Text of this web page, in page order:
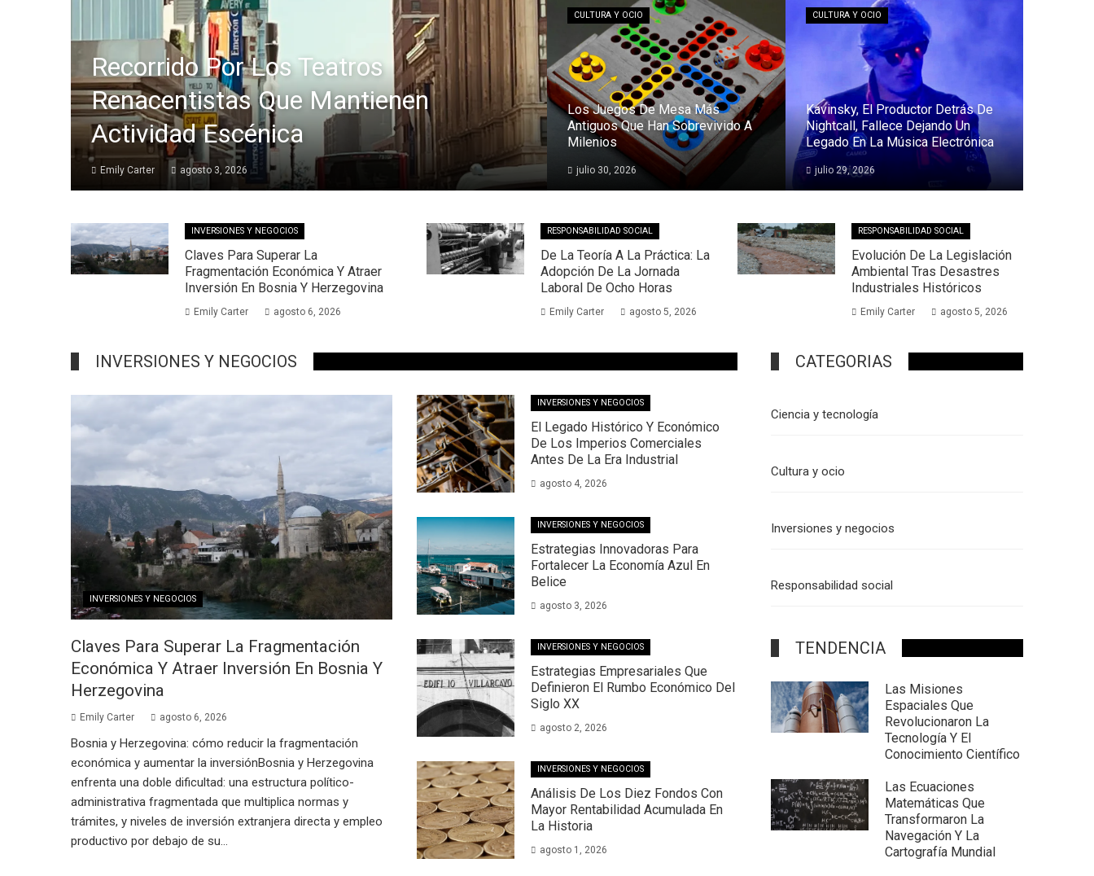
Recorrido Por Los Teatros
Renacentistas Que Mantienen
Actividad Escénica
Emily Carter agosto 3, 2026
CULTURA Y OCIO
Los Juegos De Mesa Más
Antiguos Que Han Sobrevivido A
Milenios
julio 30, 2026
CULTURA Y OCIO
Kavinsky, El Productor Detrás De
Nightcall, Fallece Dejando Un
Legado En La Música Electrónica
julio 29, 2026
INVERSIONES Y NEGOCIOS
Claves Para Superar La
Fragmentación Económica Y Atraer
Inversión En Bosnia Y Herzegovina
Emily Carter agosto 6, 2026
RESPONSABILIDAD SOCIAL
De La Teoría A La Práctica: La
Adopción De La Jornada
Laboral De Ocho Horas
Emily Carter agosto 5, 2026
RESPONSABILIDAD SOCIAL
Evolución De La Legislación
Ambiental Tras Desastres
Industriales Históricos
Emily Carter agosto 5, 2026
INVERSIONES Y NEGOCIOS
INVERSIONES Y NEGOCIOS
Claves Para Superar La Fragmentación
Económica Y Atraer Inversión En Bosnia Y
Herzegovina
Emily Carter agosto 6, 2026
Bosnia y Herzegovina: cómo reducir la fragmentación
económica y aumentar la inversiónBosnia y Herzegovina
enfrenta una doble dificultad: una estructura político-
administrativa fragmentada que multiplica normas y
trámites, y niveles de inversión extranjera directa y empleo
productivo por debajo de su...
INVERSIONES Y NEGOCIOS
El Legado Histórico Y Económico
De Los Imperios Comerciales
Antes De La Era Industrial
agosto 4, 2026
INVERSIONES Y NEGOCIOS
Estrategias Innovadoras Para
Fortalecer La Economía Azul En
Belice
agosto 3, 2026
INVERSIONES Y NEGOCIOS
Estrategias Empresariales Que
Definieron El Rumbo Económico Del
Siglo XX
agosto 2, 2026
INVERSIONES Y NEGOCIOS
Análisis De Los Diez Fondos Con
Mayor Rentabilidad Acumulada En
La Historia
agosto 1, 2026
CATEGORIAS
Ciencia y tecnología
Cultura y ocio
Inversiones y negocios
Responsabilidad social
TENDENCIA
Las Misiones
Espaciales Que
Revolucionaron La
Tecnología Y El
Conocimiento Científico
Las Ecuaciones
Matemáticas Que
Transformaron La
Navegación Y La
Cartografía Mundial